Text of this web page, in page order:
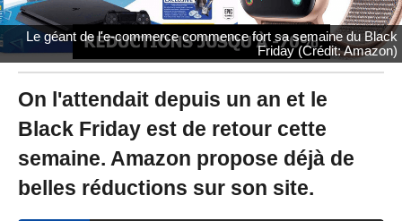
9
:
4
3
-
M
i
s
j
u
Le géant de l'e-commerce commence fort sa semaine du Black
Friday (Crédit: Amazon)
On l'attendait depuis un an et le
Black Friday est de retour cette
semaine. Amazon propose déjà de
belles réductions sur son site.